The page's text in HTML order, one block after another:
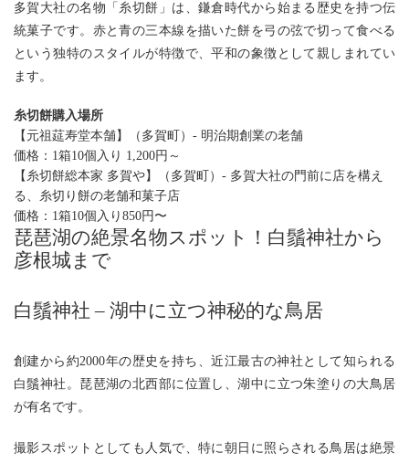
多賀大社の名物「糸切餅」は、鎌倉時代から始まる歴史を持つ伝
統菓子です。赤と青の三本線を描いた餅を弓の弦で切って食べる
という独特のスタイルが特徴で、平和の象徴として親しまれてい
ます。
糸切餅購入場所
【元祖莚寿堂本舗】（多賀町）- 明治期創業の老舗
価格： 1箱10個入り 1,200円～
【糸切餅総本家 多賀や】（多賀町）- 多賀大社の門前に店を構え
る、糸切り餅の老舗和菓子店
価格：1箱10個入り850円〜
琵琶湖の絶景名物スポット！白鬚神社から
彦根城まで
白鬚神社 – 湖中に立つ神秘的な鳥居
創建から約2000年の歴史を持ち、近江最古の神社として知られる
白鬚神社。琵琶湖の北西部に位置し、湖中に立つ朱塗りの大鳥居
が有名です。
撮影スポットとしても人気で、特に朝日に照らされる鳥居は絶景